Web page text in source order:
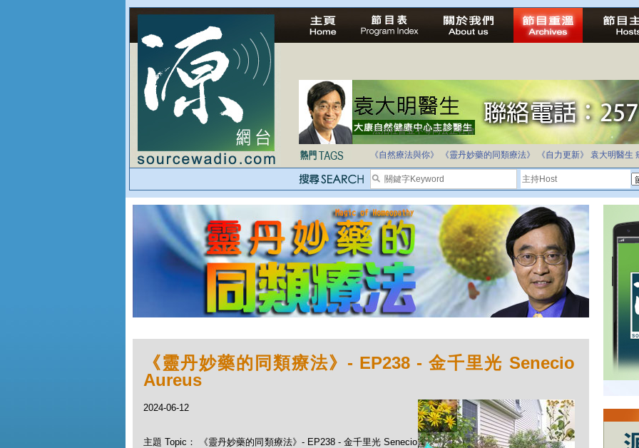
法治社會並不等同公正社會
自家教育合法化-推動多元化教育，全民學卷制
《自然療法與你》 《靈丹妙藥的同類療法》 《自力更新》 袁大明醫生
《靈丹妙藥的同類療法》- EP238 - 金千里光 Senecio
Aureus
2024-06-12
主題 Topic： 《靈丹妙藥的同類療法》- EP238 - 金千里光 Senecio